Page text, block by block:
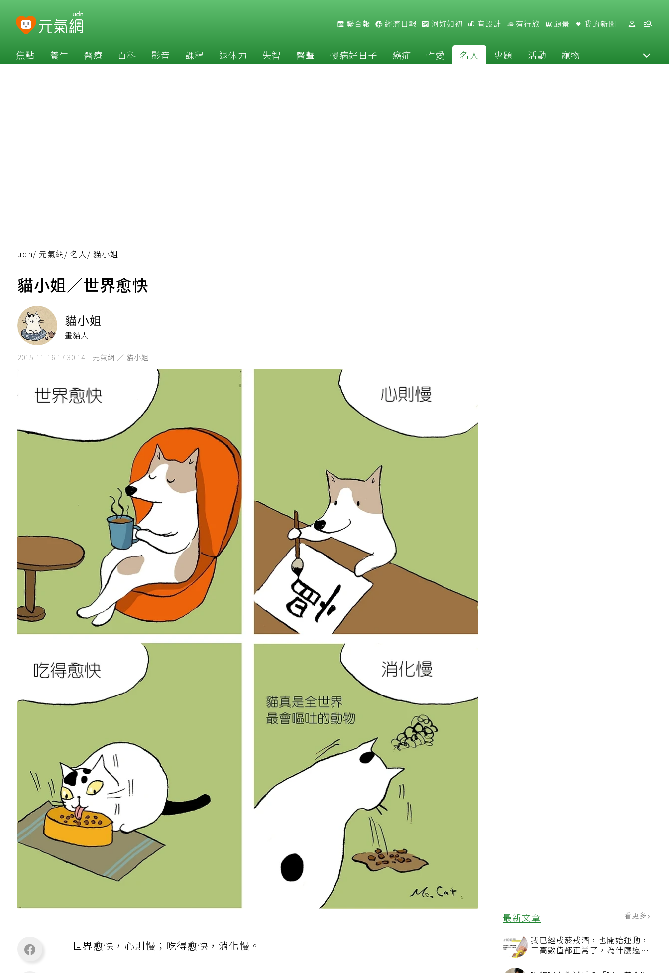
聯合報 經濟日報 河好如初 有設計 有行旅 願景 我的新聞
焦點 養生 醫療 百科 影音 課程 退休力 失智 醫聲 慢病好日子 癌症 性愛 名人 專題 活動 寵物
最新文章 看更多
我已經戒菸戒酒，也開始運動，
三高數值都正常了，為什麼還不
udn/ 元氣網/ 名人/ 貓小姐
貓小姐／世界愈快
貓小姐
畫貓人
2015-11-16 17:30:14 元氣網 ／ 貓小姐
世界愈快，心則慢；吃得愈快，消化慢。